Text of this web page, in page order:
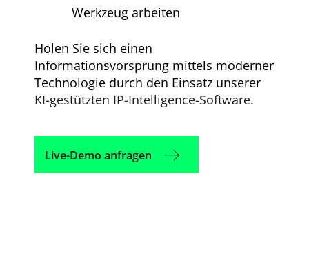
Werkzeug arbeiten
Holen Sie sich einen
Informationsvorsprung mittels moderner
Technologie durch den Einsatz unserer
KI-gestützten IP-Intelligence-Software.
Live-Demo anfragen